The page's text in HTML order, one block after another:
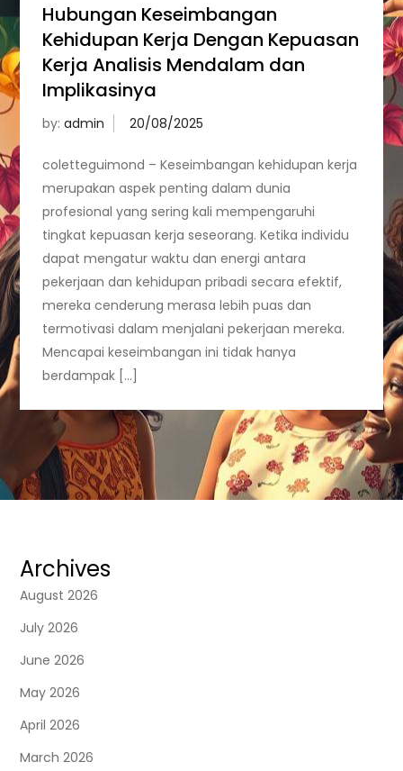
Hubungan Keseimbangan
Kehidupan Kerja Dengan Kepuasan
Kerja Analisis Mendalam dan
Implikasinya
by:admin
coletteguimond – Keseimbangan kehidupan kerja
merupakan aspek penting dalam dunia
profesional yang sering kali mempengaruhi
tingkat kepuasan kerja seseorang. Ketika individu
dapat mengatur waktu dan energi antara
pekerjaan dan kehidupan pribadi secara efektif,
mereka cenderung merasa lebih puas dan
termotivasi dalam menjalani pekerjaan mereka.
Mencapai keseimbangan ini tidak hanya
berdampak […]
Archives
August 2026
July 2026
June 2026
May 2026
April 2026
March 2026